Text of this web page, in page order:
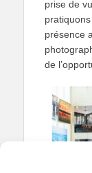
prise de
présence
de